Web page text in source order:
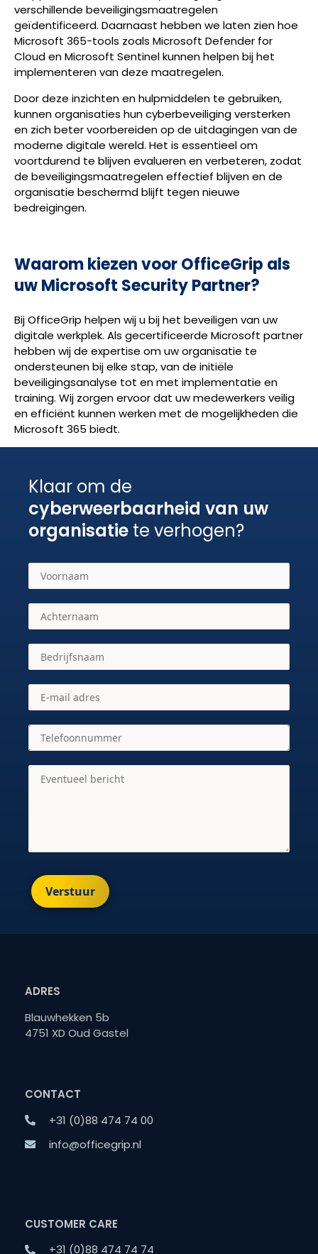
verschillende beveiligingsmaatregelen
geïdentificeerd. Daarnaast hebben we laten zien hoe
Microsoft 365-tools zoals Microsoft Defender for
Cloud en Microsoft Sentinel kunnen helpen bij het
implementeren van deze maatregelen.
Door deze inzichten en hulpmiddelen te gebruiken,
kunnen organisaties hun cyberbeveiliging versterken
en zich beter voorbereiden op de uitdagingen van de
moderne digitale wereld. Het is essentieel om
voortdurend te blijven evalueren en verbeteren, zodat
de beveiligingsmaatregelen effectief blijven en de
organisatie beschermd blijft tegen nieuwe
bedreigingen.
Waarom kiezen voor OfficeGrip als
uw Microsoft Security Partner?
Bij OfficeGrip helpen wij u bij het beveiligen van uw
digitale werkplek. Als gecertificeerde Microsoft partner
hebben wij de expertise om uw organisatie te
ondersteunen bij elke stap, van de initiële
beveiligingsanalyse tot en met implementatie en
training. Wij zorgen ervoor dat uw medewerkers veilig
en efficiënt kunnen werken met de mogelijkheden die
Microsoft 365 biedt.
Klaar om de
cyberweerbaarheid van uw
organisatie te verhogen?
Verstuur
ADRES
Blauwhekken 5b
4751 XD Oud Gastel
CONTACT
+31 (0)88 474 74 00
info@officegrip.nl
CUSTOMER CARE
+31 (0)88 474 74 74